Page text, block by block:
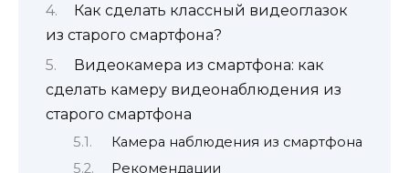
Как сделать классный видеоглазок
из старого смартфона?
Видеокамера из смартфона: как
сделать камеру видеонаблюдения из
старого смартфона
Камера наблюдения из смартфона
Рекомендации